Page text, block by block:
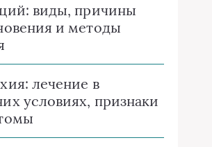
виды, причины
и методы
лечение в
условиях, признаки